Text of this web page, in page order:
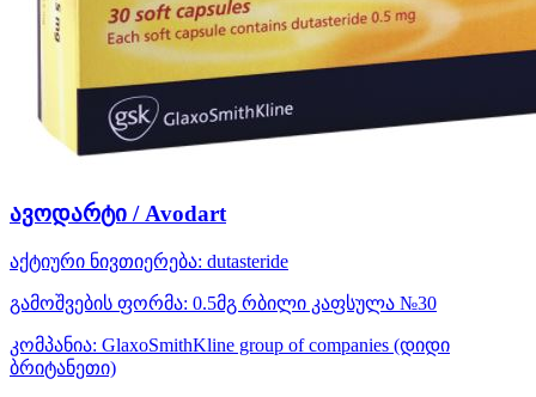
ავოდარტი / Avodart
აქტიური ნივთიერება: dutasteride
გამოშვების ფორმა: 0.5მგ რბილი კაფსულა №30
კომპანია: GlaxoSmithKline group of companies (დიდი
ბრიტანეთი)